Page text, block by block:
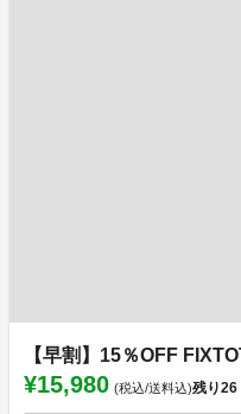
【早割】15％OFF
¥15,980 (税込/送料込)残り26